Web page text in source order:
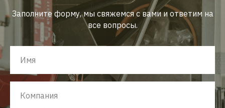
Заполните форму, мы свяжемся с вами и ответим на
все вопросы.